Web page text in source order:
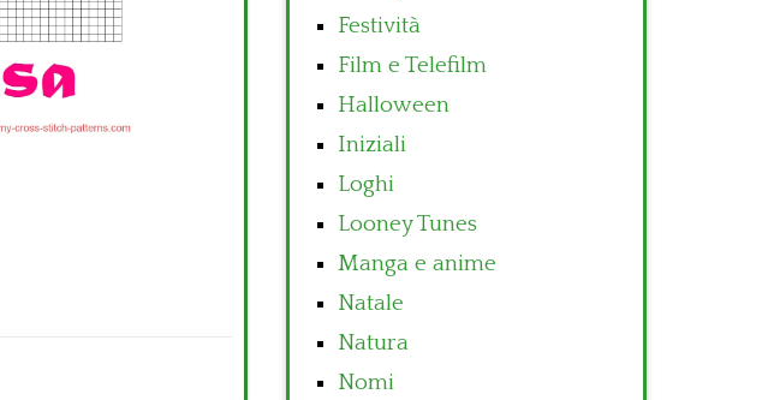
Festività
Film e Telefilm
Halloween
Iniziali
Loghi
Looney Tunes
Manga e anime
Natale
Natura
Nomi